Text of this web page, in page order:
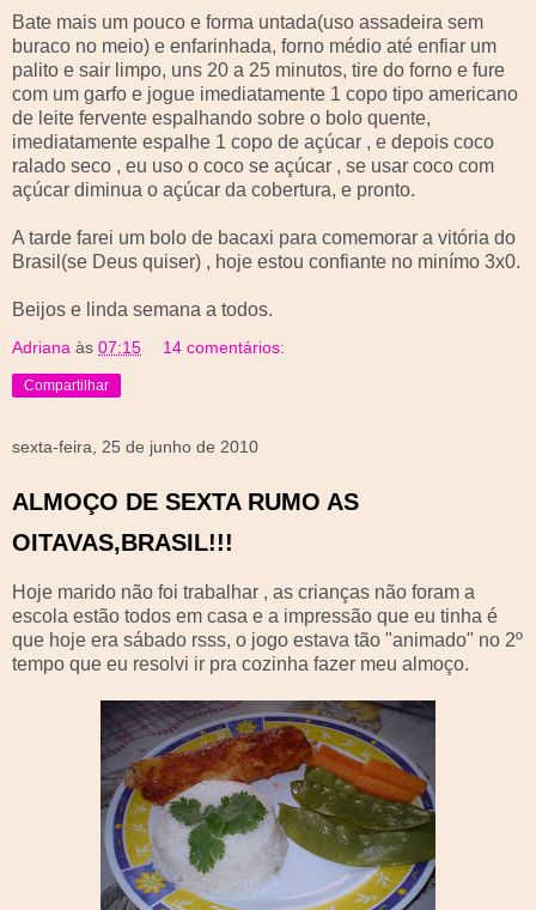
Bate mais um pouco e forma untada(uso assadeira sem
buraco no meio) e enfarinhada, forno médio até enfiar um
palito e sair limpo, uns 20 a 25 minutos, tire do forno e fure
com um garfo e jogue imediatamente 1 copo tipo americano
de leite fervente espalhando sobre o bolo quente,
imediatamente espalhe 1 copo de açúcar , e depois coco
ralado seco , eu uso o coco se açúcar , se usar coco com
açúcar diminua o açúcar da cobertura, e pronto.
A tarde farei um bolo de bacaxi para comemorar a vitória do
Brasil(se Deus quiser) , hoje estou confiante no minímo 3x0.
Beijos e linda semana a todos.
Adriana às 07:15 14 comentários:
Compartilhar
sexta-feira, 25 de junho de 2010
ALMOÇO DE SEXTA RUMO AS
OITAVAS,BRASIL!!!
Hoje marido não foi trabalhar , as crianças não foram a
escola estão todos em casa e a impressão que eu tinha é
que hoje era sábado rsss, o jogo estava tão "animado" no 2º
tempo que eu resolvi ir pra cozinha fazer meu almoço.